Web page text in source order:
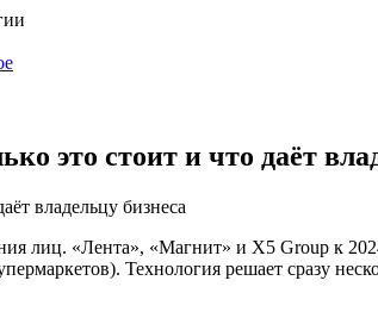
это стоит и что даёт
лиц. «Лента», «Магнит» и X5 Group к
Технология решает сразу